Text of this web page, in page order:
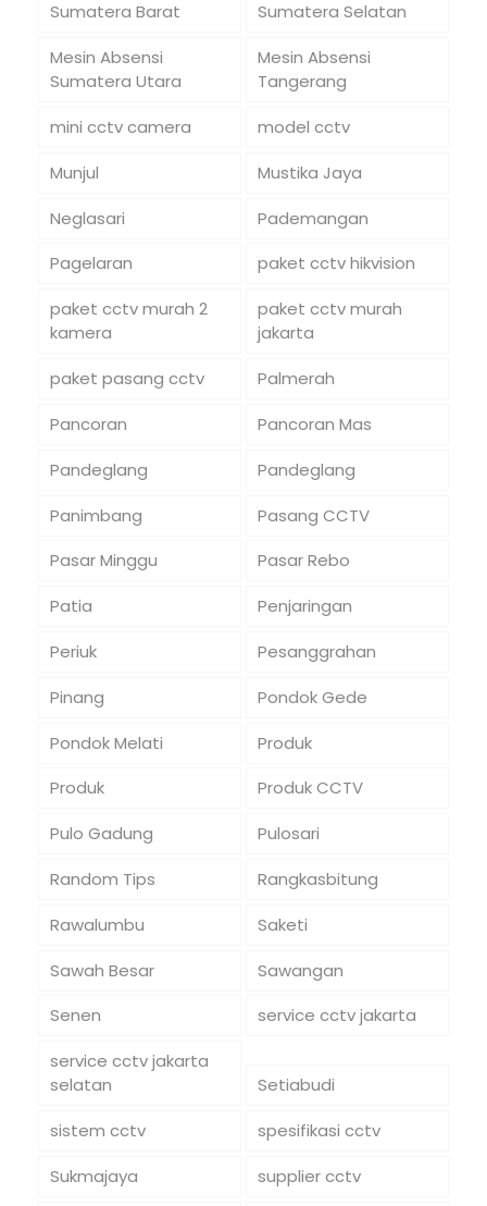
Sumatera Barat
Sumatera Selatan
Mesin Absensi
Sumatera Utara
Mesin Absensi
Tangerang
mini cctv camera
model cctv
Munjul
Mustika Jaya
Neglasari
Pademangan
Pagelaran
paket cctv hikvision
paket cctv murah 2
kamera
paket cctv murah
jakarta
paket pasang cctv
Palmerah
Pancoran
Pancoran Mas
Pandeglang
Pandeglang
Panimbang
Pasang CCTV
Pasar Minggu
Pasar Rebo
Patia
Penjaringan
Periuk
Pesanggrahan
Pinang
Pondok Gede
Pondok Melati
Produk
Produk
Produk CCTV
Pulo Gadung
Pulosari
Random Tips
Rangkasbitung
Rawalumbu
Saketi
Sawah Besar
Sawangan
Senen
service cctv jakarta
service cctv jakarta
selatan
Setiabudi
sistem cctv
spesifikasi cctv
Sukmajaya
supplier cctv